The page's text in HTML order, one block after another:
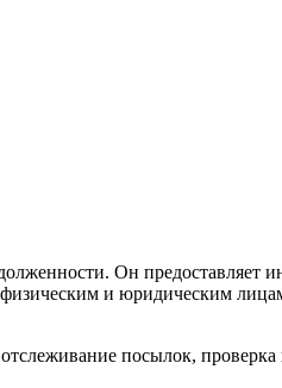
Он
физическим и юридическим
посылок, проверка